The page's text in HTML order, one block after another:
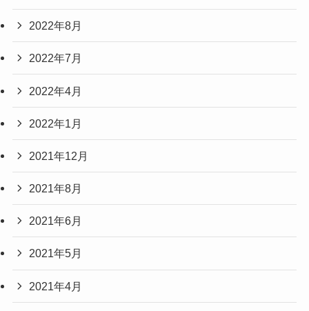
2022年8月
2022年7月
2022年4月
2022年1月
2021年12月
2021年8月
2021年6月
2021年5月
2021年4月